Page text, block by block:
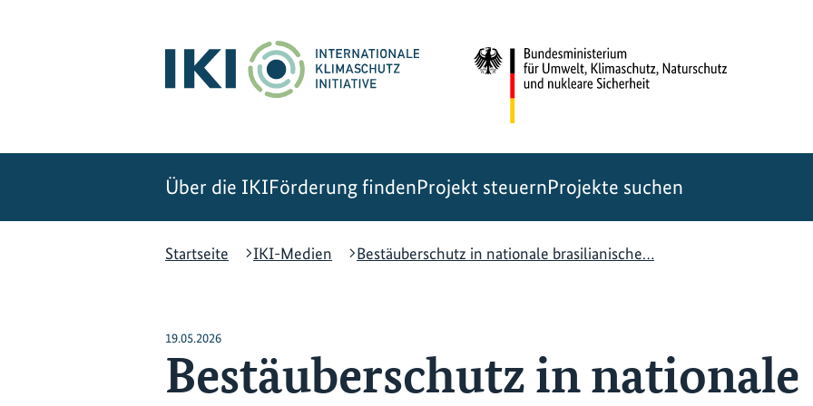
Über die IKIFörderung findenProjekt steuernProjekte suchen
Startseite
IKI-Medien Bestäuberschutz in nationale brasilianische…
19.05.2026
Bestäuberschutz in nationale